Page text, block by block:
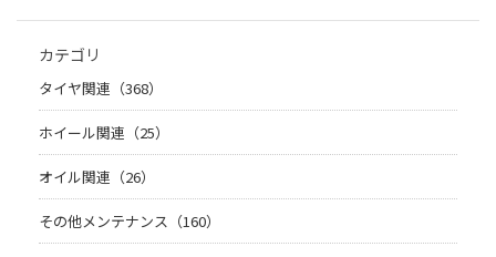
カテゴリ
タイヤ関連（368）
ホイール関連（25）
オイル関連（26）
その他メンテナンス（160）